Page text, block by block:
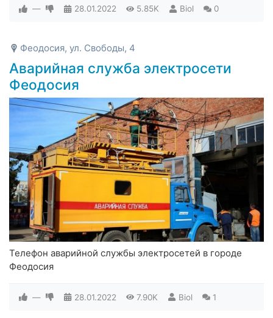
— 28.01.2022 5.85K Biol 0
Феодосия, ул. Свободы, 4
Аварийная служба электросети
Феодосия
Телефон аварийной службы электросетей в городе
Феодосия
— 28.01.2022 7.90K Biol 1